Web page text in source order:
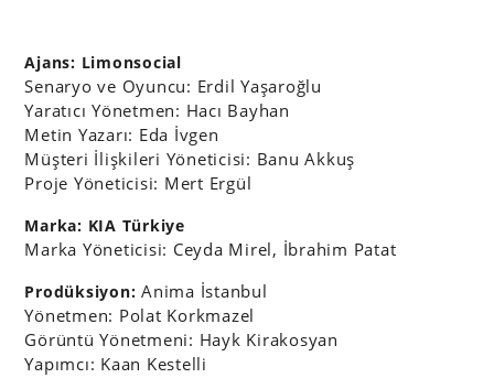
Ajans: Limonsocial
Senaryo ve Oyuncu: Erdil Yaşaroğlu
Yaratıcı Yönetmen: Hacı Bayhan
Metin Yazarı: Eda İvgen
Müşteri İlişkileri Yöneticisi: Banu Akkuş
Proje Yöneticisi: Mert Ergül
Marka: KIA Türkiye
Marka Yöneticisi: Ceyda Mirel, İbrahim Patat
Prodüksiyon:Anima İstanbul
Yönetmen: Polat Korkmazel
Görüntü Yönetmeni: Hayk Kirakosyan
Yapımcı: Kaan Kestelli